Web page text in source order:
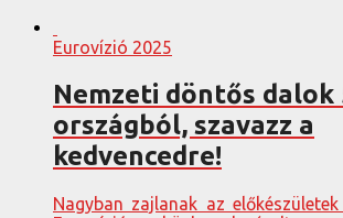
Eurovízió 2025
Nemzeti döntős dalok
országból, szavazz a
kedvencedre!
Nagyban zajlanak az